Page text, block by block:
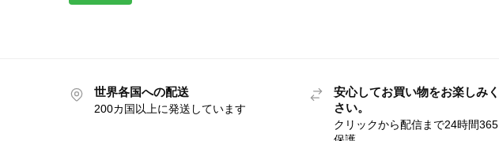
世界各国への配送
200カ国以上に発送しています
安心してお買い物をお楽しみ
さい。
クリックから配信まで24時間365